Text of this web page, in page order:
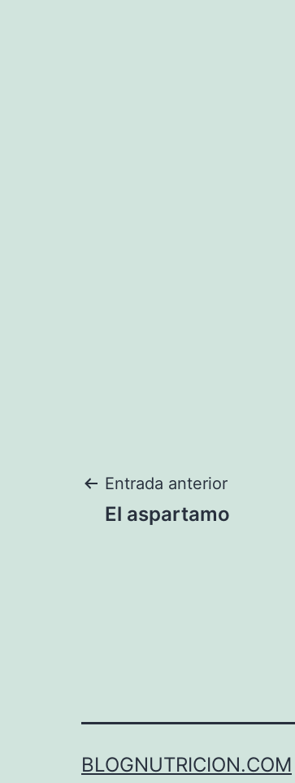
Navegación
Entrada anterior
El aspartamo
BLOGNUTRICION.COM